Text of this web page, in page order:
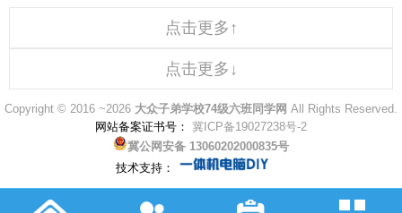
点击更多↑
点击更多↓
Copyright © 2016 ~2026 大众子弟学校74级六班同学网 All Rights Reserved.
网站备案证书号： 冀ICP备19027238号-2
冀公网安备 13060202000835号
技术支持：